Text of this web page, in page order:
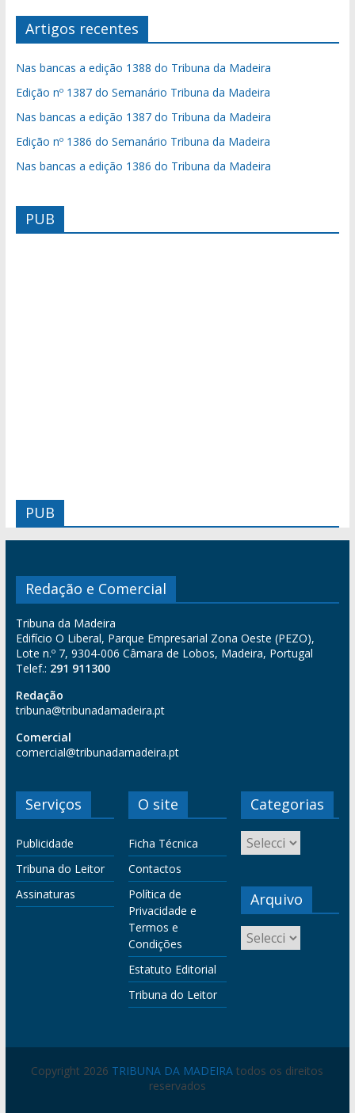
Artigos recentes
Nas bancas a edição 1388 do Tribuna da Madeira
Edição nº 1387 do Semanário Tribuna da Madeira
Nas bancas a edição 1387 do Tribuna da Madeira
Edição nº 1386 do Semanário Tribuna da Madeira
Nas bancas a edição 1386 do Tribuna da Madeira
PUB
PUB
Redação e Comercial
Tribuna da Madeira
Edifício O Liberal, Parque Empresarial Zona Oeste (PEZO),
Lote n.º 7, 9304-006 Câmara de Lobos, Madeira, Portugal
Telef.: 291 911300
Redação
tribuna@tribunadamadeira.pt
Comercial
comercial@tribunadamadeira.pt
Serviços
Publicidade
Tribuna do Leitor
Assinaturas
O site
Ficha Técnica
Contactos
Política de
Privacidade e
Termos e
Condições
Estatuto Editorial
Tribuna do Leitor
Categorias
Arquivo
Copyright 2026 TRIBUNA DA MADEIRA todos os direitos
reservados